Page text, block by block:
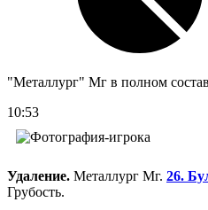
"Металлург" Мг в полном
10:53
Удаление. Металлург Мг. 26.
Грубость.